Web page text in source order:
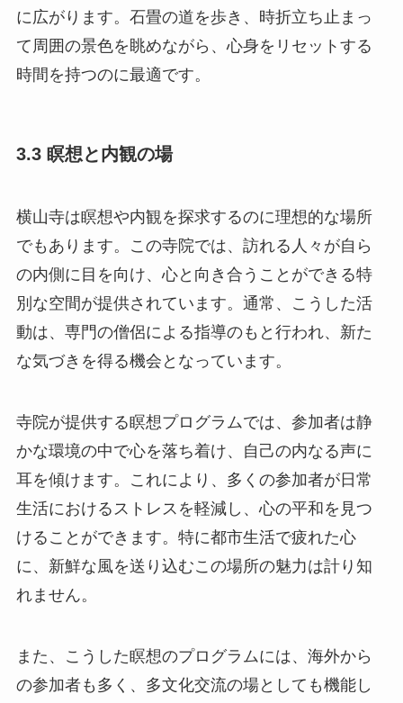
に広がります。石畳の道を歩き、時折立ち止まっ
て周囲の景色を眺めながら、心身をリセットする
時間を持つのに最適です。
3.3 瞑想と内観の場
横山寺は瞑想や内観を探求するのに理想的な場所
でもあります。この寺院では、訪れる人々が自ら
の内側に目を向け、心と向き合うことができる特
別な空間が提供されています。通常、こうした活
動は、専門の僧侶による指導のもと行われ、新た
な気づきを得る機会となっています。
寺院が提供する瞑想プログラムでは、参加者は静
かな環境の中で心を落ち着け、自己の内なる声に
耳を傾けます。これにより、多くの参加者が日常
生活におけるストレスを軽減し、心の平和を見つ
けることができます。特に都市生活で疲れた心
に、新鮮な風を送り込むこの場所の魅力は計り知
れません。
また、こうした瞑想のプログラムには、海外から
の参加者も多く、多文化交流の場としても機能し